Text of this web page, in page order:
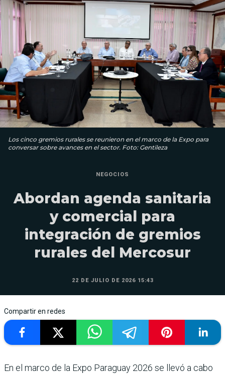
Los cinco gremios rurales se reunieron en el marco de la Expo para
conversar sobre avances en el sector. Foto: Gentileza
NEGOCIOS
Abordan agenda sanitaria
y comercial para
integración de gremios
rurales del Mercosur
22 DE JULIO DE 2026 15:43
Compartir en redes
En el marco de la Expo Paraguay 2026 se llevó a cabo